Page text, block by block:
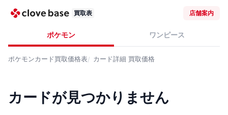
買取表 店舗案内
ポケモン ワンピース
ポケモンカード買取価格表 カード詳細 買取価格
カードが見つかりません